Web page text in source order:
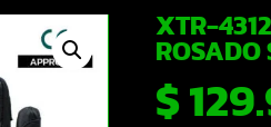
XTR-
ROSADO
$